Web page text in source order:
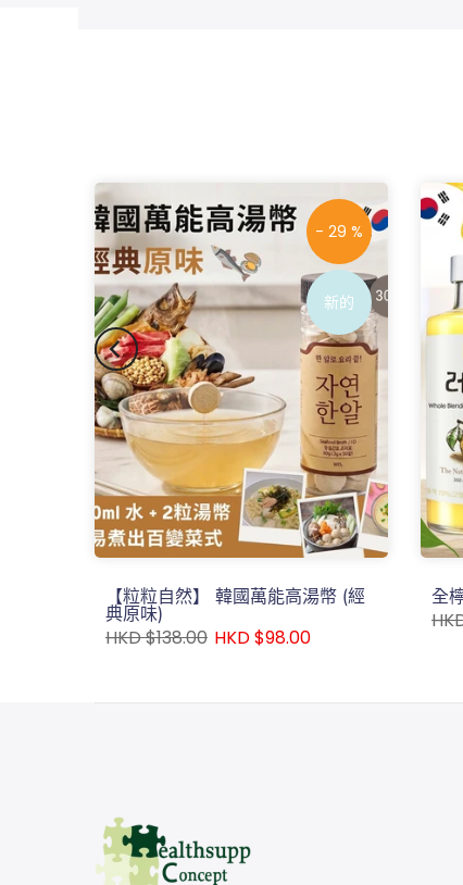
- 29 %
新的
【粒粒自然】 韓國萬能高湯幣 (經
典原味)
HKD $138.00 HKD $98.00
全